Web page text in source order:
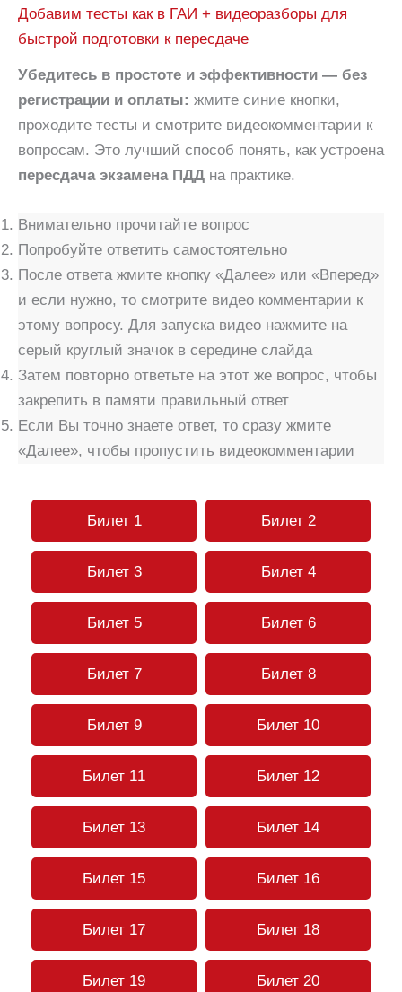
Добавим тесты как в ГАИ + видеоразборы для
быстрой подготовки к пересдаче
Убедитесь в простоте и эффективности — без
регистрации и оплаты: жмите синие кнопки,
проходите тесты и смотрите видеокомментарии к
вопросам. Это лучший способ понять, как устроена
пересдача экзамена ПДД на практике.
Внимательно прочитайте вопрос
Попробуйте ответить самостоятельно
После ответа жмите кнопку «Далее» или «Вперед»
и если нужно, то смотрите видео комментарии к
этому вопросу. Для запуска видео нажмите на
серый круглый значок в середине слайда
Затем повторно ответьте на этот же вопрос, чтобы
закрепить в памяти правильный ответ
Если Вы точно знаете ответ, то сразу жмите
«Далее», чтобы пропустить видеокомментарии
Билет 1 Билет 2
Билет 3 Билет 4
Билет 5 Билет 6
Билет 7 Билет 8
Билет 9 Билет 10
Билет 11 Билет 12
Билет 13 Билет 14
Билет 15 Билет 16
Билет 17 Билет 18
Билет 19 Билет 20